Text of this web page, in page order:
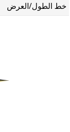
خط الطول/العرض